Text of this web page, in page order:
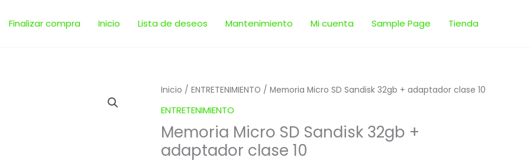
Finalizar compra Inicio Lista de deseos Mantenimiento Mi cuenta Sample Page Tienda
Inicio / ENTRETENIMIENTO / Memoria Micro SD Sandisk 32gb + adaptador clase 10
ENTRETENIMIENTO
Memoria Micro SD Sandisk 32gb +
adaptador clase 10
El
precio
original
era:
$ 1.122,00.
El
es:
$ 897,60.
Memoria
Sandisk
32gb